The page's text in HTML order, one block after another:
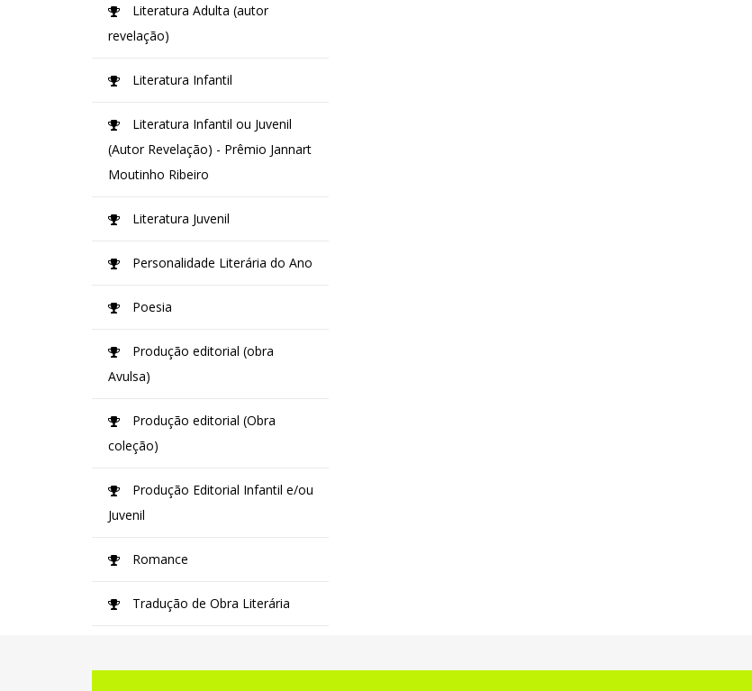
Literatura Adulta (autor
revelação)
Literatura Infantil
Literatura Infantil ou Juvenil
(Autor Revelação) - Prêmio Jannart
Moutinho Ribeiro
Literatura Juvenil
Personalidade Literária do Ano
Poesia
Produção editorial (obra
Avulsa)
Produção editorial (Obra
coleção)
Produção Editorial Infantil e/ou
Juvenil
Romance
Tradução de Obra Literária